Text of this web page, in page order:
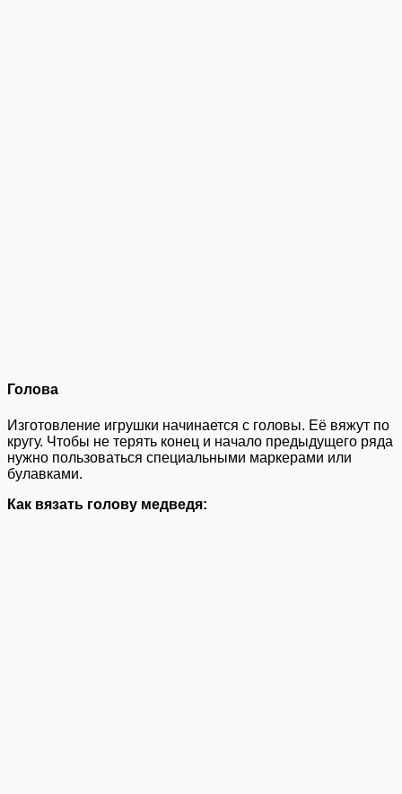
Голова
Изготовление игрушки начинается с головы. Её вяжут по
кругу. Чтобы не терять конец и начало предыдущего ряда
нужно пользоваться специальными маркерами или
булавками.
Как вязать голову медведя: